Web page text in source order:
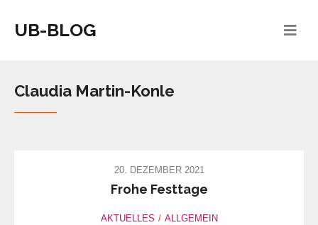
UB-BLOG
Claudia Martin-Konle
20. DEZEMBER 2021
Frohe Festtage
AKTUELLES ALLGEMEIN